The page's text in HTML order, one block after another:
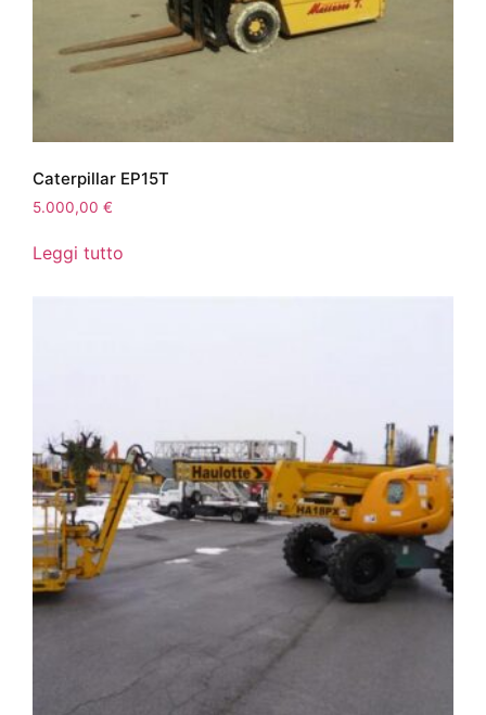
Caterpillar EP15T
5.000,00 €
Leggi tutto